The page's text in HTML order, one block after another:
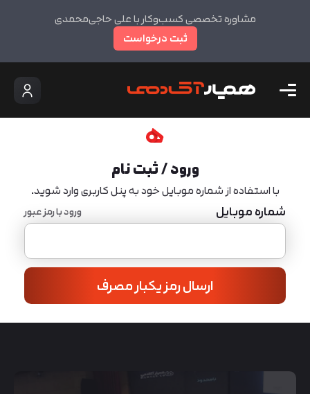
مشاوره تخصصی کسب‌وکار با علی حاجی‌محمدی
ثبت درخواست
ورود / ثبت نام
با استفاده از شماره موبایل خود به پنل کاربری وارد شوید.
شماره موبایل ورود با رمز عبور
ارسال رمز یکبار مصرف